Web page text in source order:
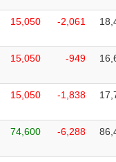
15,050 -2,061
15,050 -949
15,050 -1,838
74,600 -6,288